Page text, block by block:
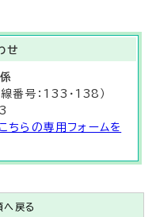
せ
番号：133・138）
ちらの専用フォームを
へ戻る